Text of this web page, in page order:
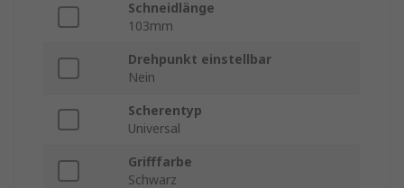
Schneidlänge
103mm
Drehpunkt einstellbar
Nein
Scherentyp
Universal
Grifffarbe
Schwarz